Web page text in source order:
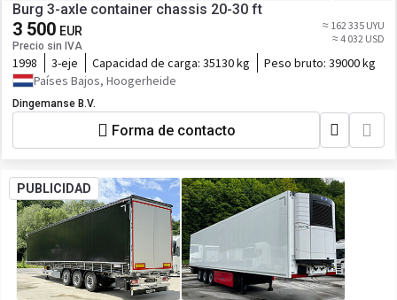
Burg 3-axle container chassis 20-30 ft
3 500 EUR
Precio sin IVA
≈ 162 335 UYU
≈ 4 032 USD
1998 3-eje Capacidad de carga: 35130 kg Peso bruto: 39000 kg
Países Bajos, Hoogerheide
Dingemanse B.V.
Forma de contacto
PUBLICIDAD